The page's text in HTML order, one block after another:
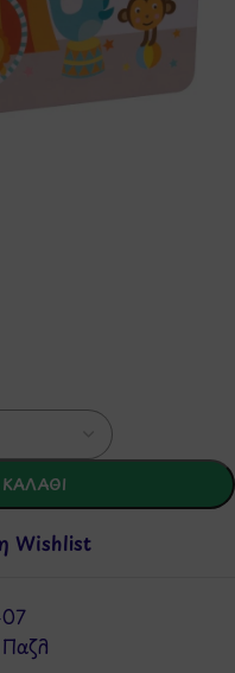
Wishlist
Παζλ